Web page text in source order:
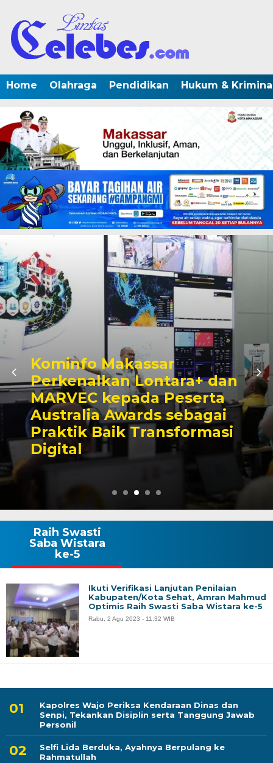
Home Olahraga Pendidikan Hukum &
Kominfo Makassar
Perkenalkan Lontara+ dan
MARVEC kepada Peserta
Australia Awards sebagai
Praktik Baik Transformasi
Digital
Kapolres Wajo Periksa Kendaraan Dinas dan
Senpi, Tekankan Disiplin serta Tanggung Jawab
Personil
Selfi Lida Berduka, Ayahnya Berpulang ke
Rahmatullah
Raih Swasti
Saba Wistara
ke-5
Ikuti Verifikasi Lanjutan Penilaian
Kabupaten/Kota Sehat, Amran Mahmud
Optimis Raih Swasti Saba Wistara ke-5
Rabu, 2 Agu 2023 - 11:32 WIB